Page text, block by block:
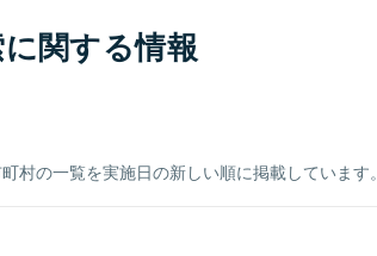
関する情報
村の一覧を実施日の新しい順に掲載しています。